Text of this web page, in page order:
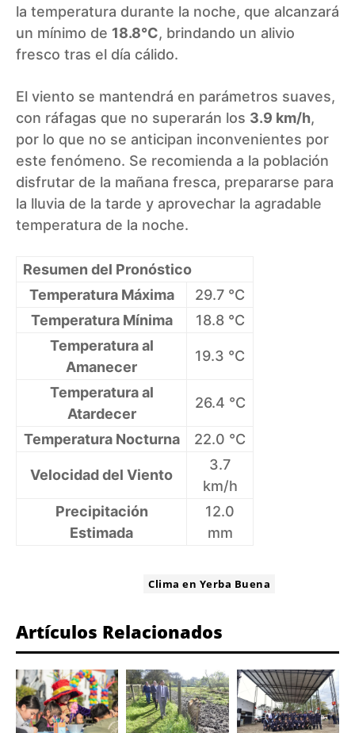
la temperatura durante la noche, que alcanzará
un mínimo de 18.8°C, brindando un alivio
fresco tras el día cálido.
El viento se mantendrá en parámetros suaves,
con ráfagas que no superarán los 3.9 km/h,
por lo que no se anticipan inconvenientes por
este fenómeno. Se recomienda a la población
disfrutar de la mañana fresca, prepararse para
la lluvia de la tarde y aprovechar la agradable
temperatura de la noche.
Resumen del Pronóstico
Temperatura Máxima
29.7 °C
Temperatura Mínima
18.8 °C
Temperatura al
Amanecer
19.3 °C
Temperatura al
Atardecer
26.4 °C
Temperatura Nocturna 22.0 °C
Velocidad del Viento
3.7
km/h
Precipitación
Estimada
12.0
mm
Clima en Yerba Buena
Artículos Relacionados